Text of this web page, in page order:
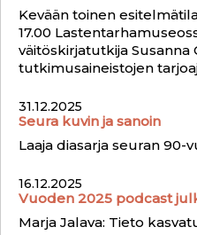
Kevään toinen
17.00
väitöskirjatutkija
tutkimusaineistojen
31.12.2025
Seura kuvin ja sanoin
Laaja diasarja seuran 90-
16.12.2025
Vuoden 2025 podcast
Marja Jalava: Tieto